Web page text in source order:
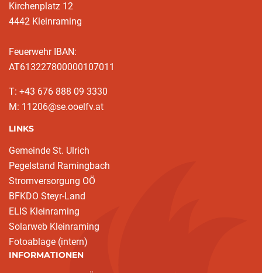
Kirchenplatz 12
4442 Kleinraming
Feuerwehr IBAN:
AT613227800000107011
T: +43 676 888 09 3330
M: 11206@se.ooelfv.at
LINKS
Gemeinde St. Ulrich
Pegelstand Ramingbach
Stromversorgung OÖ
BFKDO Steyr-Land
ELIS Kleinraming
Solarweb Kleinraming
Fotoablage (intern)
INFORMATIONEN